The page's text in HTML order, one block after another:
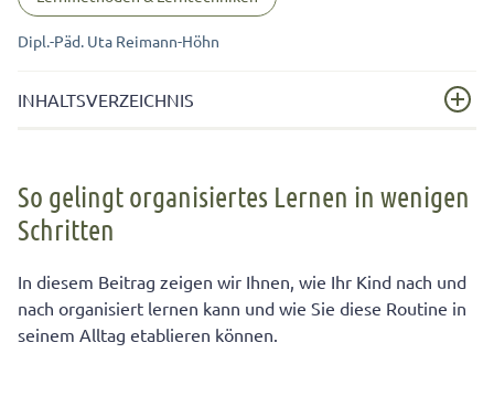
Dipl.-Päd. Uta Reimann-Höhn
INHALTSVERZEICHNIS
Mit diesen 5 Schritten wird Ihr Kind organisiert lernen
Organisiert lernen benötigt Routine
So gelingt organisiertes Lernen in wenigen
Schritten
In diesem Beitrag zeigen wir Ihnen, wie Ihr Kind nach und
nach organisiert lernen kann und wie Sie diese Routine in
seinem Alltag etablieren können.